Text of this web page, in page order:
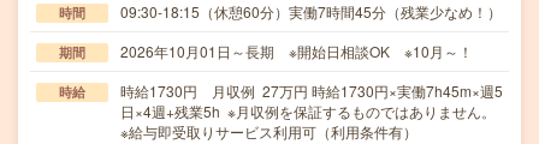
時間 09:30-18:15（休憩60分）実働7時間45分（残業少なめ！）
期間 2026年10月01日～長期 ※開始日相談OK ※10月～！
時給
時給1730円 月収例 27万円 時給1730円×実働7h45m×週5
日×4週+残業5h ※月収例を保証するものではありません。
※給与即受取りサービス利用可（利用条件有）